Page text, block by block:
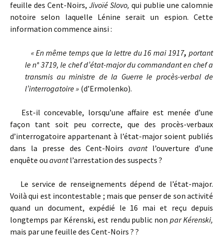
feuille des Cent-Noirs, Jivoïé Slovo, qui publie une calomnie
notoire selon laquelle Lénine serait un espion. Cette
information commence ainsi :
« En même temps que la lettre du 16 mai 1917,portant
le n° 3719, le chef d’état-major du commandant en chef a
transmis au ministre de la Guerre le procès-verbal de
l’interrogatoire » (d’Ermolenko).
Est-il concevable, lorsqu’une affaire est menée d’une
façon tant soit peu correcte, que des procès-verbaux
d’interrogatoire appartenant à l’état-major soient publiés
dans la presse des Cent-Noirsavant l’ouverture d’une
enquête ou avantl’arrestation des suspects ?
Le service de renseignements dépend de l’état-major.
Voilà qui est incontestable ; mais que penser de son activité
quand un document, expédié le 16 mai et reçu depuis
longtemps par Kérenski, est rendu public nonpar Kérenski,
mais par une feuille des Cent-Noirs ? ?